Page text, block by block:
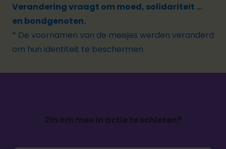
Verandering vraagt om moed, solidariteit ...
en bondgenoten.
* De voornamen van de meisjes werden veranderd
om hun identiteit te beschermen.
Zin om mee in actie te schieten?